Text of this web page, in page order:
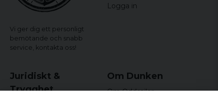
Vi ger dig ett personligt
bemötande och snabb
service, kontakta oss!
Logga in
Juridiskt &
Trygghet
Om Dunken
Om Oddsailor